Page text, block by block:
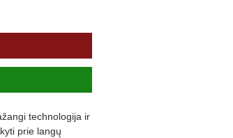
technologija ir
prie langų